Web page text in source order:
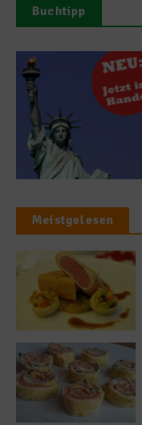
Buchtipp
Meistgelesen